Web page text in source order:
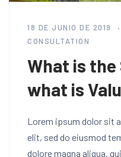
18 DE JUNIO DE 2019
CONSULTATION
What is
what is
Lorem ipsum dolor sit
elit, sed do eiusmod
dolore magna aliqua.